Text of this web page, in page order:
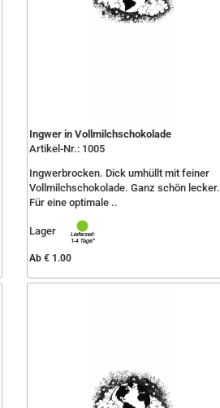
Ingwer in Vollmilchschokolade
Artikel-Nr.: 1005
Ingwerbrocken. Dick umhüllt mit feiner
Vollmilchschokolade. Ganz schön lecker.
Für eine optimale ..
Lager
Ab € 1.00